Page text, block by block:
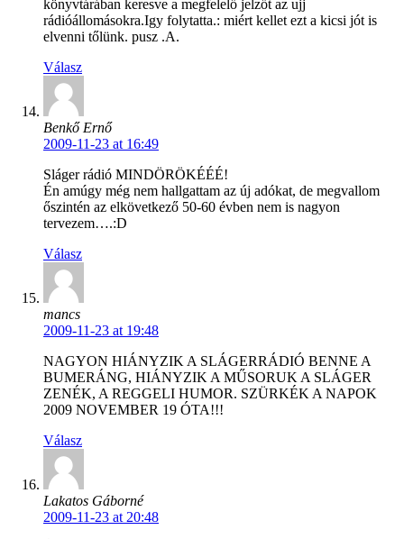
könyvtárában keresve a megfelelő jelzőt az ujj
rádióállomásokra.Igy folytatta.: miért kellet ezt a kicsi jót is
elvenni tőlünk. pusz .A.
Válasz
Benkő Ernő
2009-11-23 at 16:49
Sláger rádió MINDÖRÖKÉÉÉ!
Én amúgy még nem hallgattam az új adókat, de megvallom
őszintén az elkövetkező 50-60 évben nem is nagyon
tervezem….:D
Válasz
mancs
2009-11-23 at 19:48
NAGYON HIÁNYZIK A SLÁGERRÁDIÓ BENNE A
BUMERÁNG, HIÁNYZIK A MŰSORUK A SLÁGER
ZENÉK, A REGGELI HUMOR. SZÜRKÉK A NAPOK
2009 NOVEMBER 19 ÓTA!!!
Válasz
Lakatos Gáborné
2009-11-23 at 20:48